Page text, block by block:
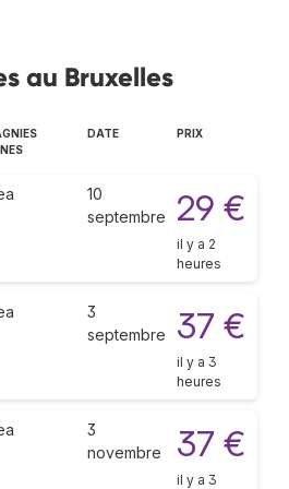
au Bruxelles
DATE PRIX
10
septembre
29 €
il y a 2
heures
3
septembre
37 €
il y a 3
heures
3
novembre
37 €
il y a 3